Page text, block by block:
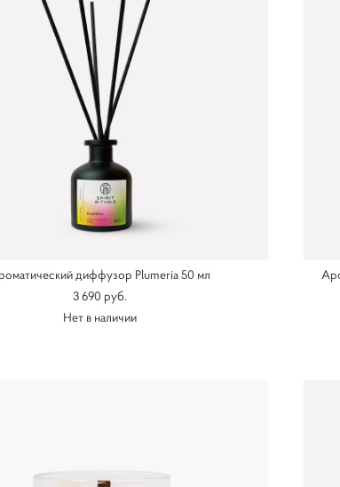
диффузор Plumeria 50 мл
3 690 pуб.
Нет в наличии